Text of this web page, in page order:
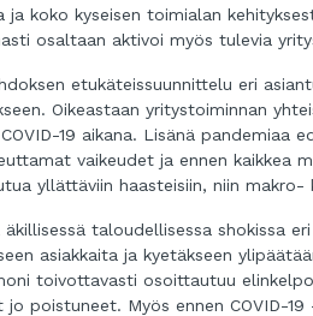
ja koko kyseisen toimialan
osaltaan aktivoi myös tulevia
etukäteissuunnittelu eri
Oikeastaan yritystoiminnan
19 aikana. Lisänä pandemiaa
vaikeudet ja ennen
yllättäviin haasteisiin, niin makro-
äkillisessä taloudellisessa shokissa
asiakkaita ja kyetäkseen
toivottavasti osoittautuu
poistuneet. Myös ennen COVID-